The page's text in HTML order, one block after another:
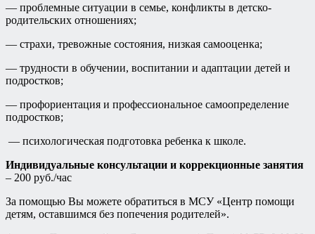
— проблемные ситуации в семье, конфликты в детско-
родительских отношениях;
— страхи, тревожные состояния, низкая самооценка;
— трудности в обучении, воспитании и адаптации детей и
подростков;
— профориентация и профессиональное самоопределение
подростков;
— психологическая подготовка ребенка к школе.
Индивидуальные консультации и коррекционные занятия
– 200 руб./час
За помощью Вы можете обратиться в МСУ «Центр помощи
детям, оставшимся без попечения родителей».